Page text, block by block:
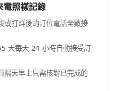
電照樣記錄
或打烊後的訂位電話全數接
天每天 24 小時自動接受訂
隔天早上只需核對已完成的